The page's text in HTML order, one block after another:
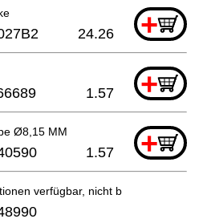
+
24.26
+
1.57
Ø8,15 MM +
1.57
verfügbar, nicht bestellbar